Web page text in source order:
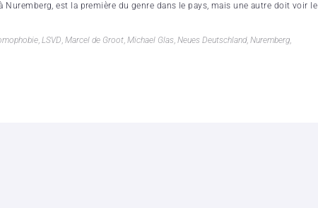
est la première du genre dans le pays, mais une autre doit voir le
, LSVD, Marcel de Groot, Michael Glas, Neues Deutschland, Nuremberg,